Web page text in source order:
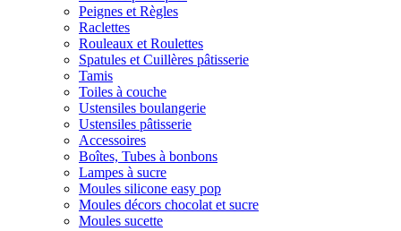
Peignes et Règles
Raclettes
Rouleaux et Roulettes
Spatules et Cuillères pâtisserie
Tamis
Toiles à couche
Ustensiles boulangerie
Ustensiles pâtisserie
Accessoires
Boîtes, Tubes à bonbons
Lampes à sucre
Moules silicone easy pop
Moules décors chocolat et sucre
Moules sucette